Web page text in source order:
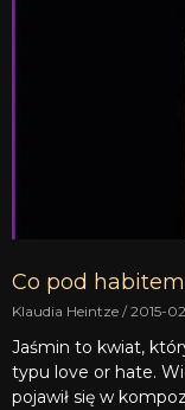
Co pod
Klaudia Heintze 2015-
Jaśmin to kwiat,
typu love or hate.
pojawił się w